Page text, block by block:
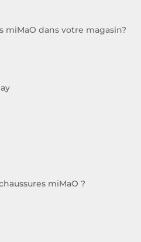
miMaO dans votre magasin?
miMaO ?